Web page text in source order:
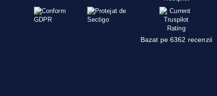
Bazat pe 6362 recenzii